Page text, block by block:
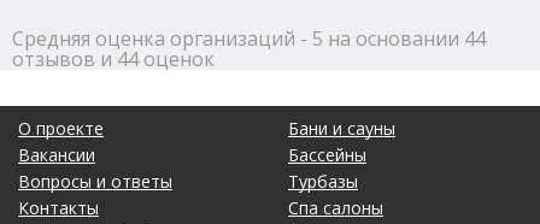
Средняя оценка организаций - 5 на основании 44
отзывов и 44 оценок
О проекте
Вакансии
Вопросы и ответы
Контакты
Бани и сауны
Бассейны
Турбазы
Спа салоны